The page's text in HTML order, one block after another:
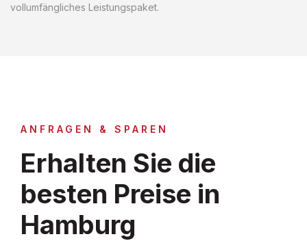
vollumfängliches Leistungspaket.
ANFRAGEN & SPAREN
Erhalten Sie die
besten Preise in
Hamburg